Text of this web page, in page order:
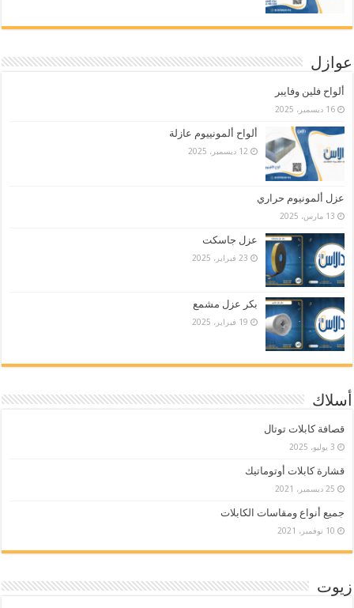
عوازل
ألواح فلين وفايبر
16 ديسمبر، 2025
ألواح ألمونييوم عازلة
12 ديسمبر، 2025
عزل ألمونيوم حراري
13 مارس، 2025
عزل جاسكت
23 فبراير، 2025
بكر عزل مشمع
19 فبراير، 2025
أسلاك
قصافة كابلات توتال
3 يوليو، 2025
قشارة كابلات أوتوماتيك
25 ديسمبر، 2021
جميع أنواع ومقاسات الكابلات
10 نوفمبر، 2021
زيوت